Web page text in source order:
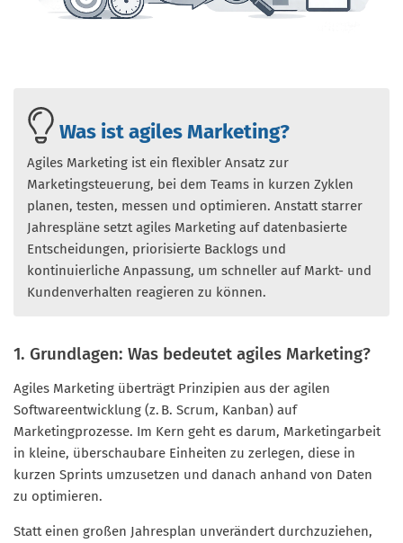
Was ist agiles Marketing?
Agiles Marketing ist ein flexibler Ansatz zur
Marketingsteuerung, bei dem Teams in kurzen Zyklen
planen, testen, messen und optimieren. Anstatt starrer
Jahrespläne setzt agiles Marketing auf datenbasierte
Entscheidungen, priorisierte Backlogs und
kontinuierliche Anpassung, um schneller auf Markt- und
Kundenverhalten reagieren zu können.
1. Grundlagen: Was bedeutet agiles Marketing?
Agiles Marketing überträgt Prinzipien aus der agilen
Softwareentwicklung (z. B. Scrum, Kanban) auf
Marketingprozesse. Im Kern geht es darum, Marketingarbeit
in kleine, überschaubare Einheiten zu zerlegen, diese in
kurzen Sprints umzusetzen und danach anhand von Daten
zu optimieren.
Statt einen großen Jahresplan unverändert durchzuziehen,